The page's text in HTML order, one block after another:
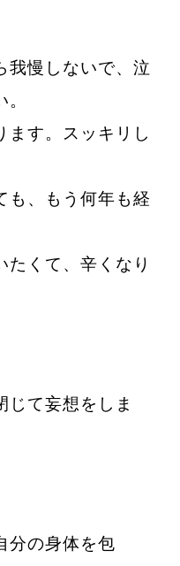
我慢しないで、泣
ます。スッキリし
も、もう何年も経
たくて、辛くなり
じて妄想をしま
分の身体を包